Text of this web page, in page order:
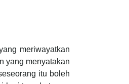
meriwayatkan
yang menyatakan
itu boleh